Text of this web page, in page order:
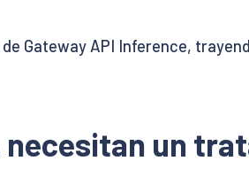
Gateway API Inference,
necesitan un